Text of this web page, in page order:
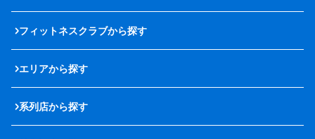
フィットネスクラブから探す
エリアから探す
系列店から探す